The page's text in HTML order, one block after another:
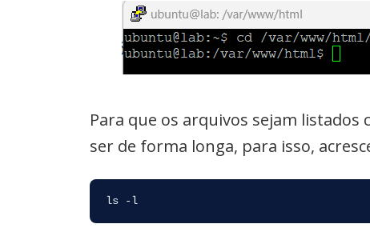
Para que os arquivos sejam
ser de forma longa, para isso,
ls -l